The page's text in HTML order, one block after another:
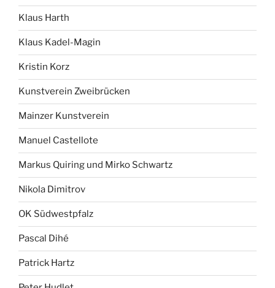
Klaus Harth
Klaus Kadel-Magin
Kristin Korz
Kunstverein Zweibrücken
Mainzer Kunstverein
Manuel Castellote
Markus Quiring und Mirko Schwartz
Nikola Dimitrov
OK Südwestpfalz
Pascal Dihé
Patrick Hartz